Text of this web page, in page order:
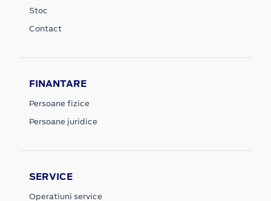
Stoc
Contact
FINANTARE
Persoane fizice
Persoane juridice
SERVICE
Operatiuni service